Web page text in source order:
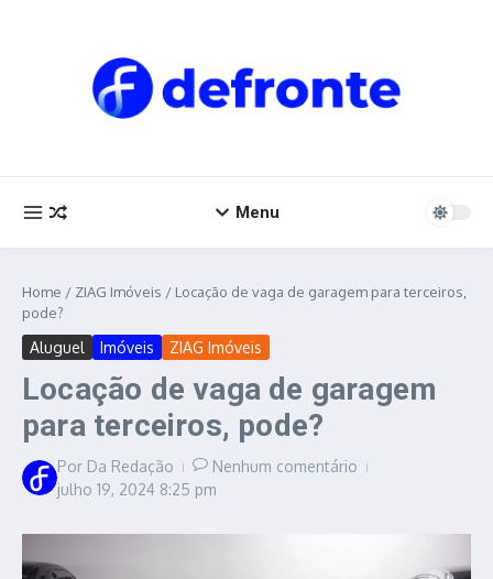
Menu
Home / ZIAG Imóveis / Locação de vaga de garagem para terceiros,
pode?
Aluguel Imóveis ZIAG Imóveis
Locação de vaga de garagem
para terceiros, pode?
Por Da Redação
Nenhum comentário
julho 19, 2024 8:25 pm